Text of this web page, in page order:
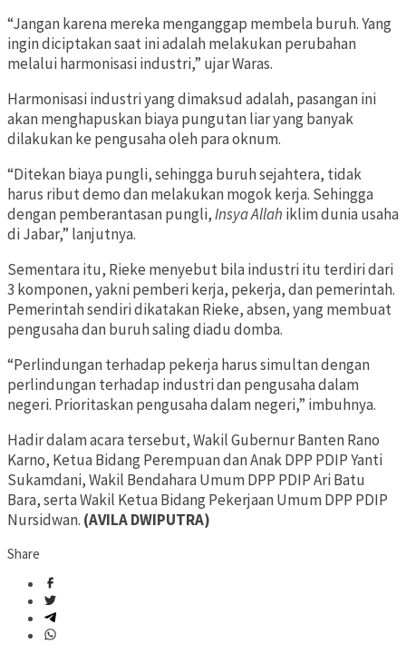
“Jangan karena mereka menganggap membela buruh. Yang
ingin diciptakan saat ini adalah melakukan perubahan
melalui harmonisasi industri,” ujar Waras.
Harmonisasi industri yang dimaksud adalah, pasangan ini
akan menghapuskan biaya pungutan liar yang banyak
dilakukan ke pengusaha oleh para oknum.
“Ditekan biaya pungli, sehingga buruh sejahtera, tidak
harus ribut demo dan melakukan mogok kerja. Sehingga
dengan pemberantasan pungli,Insya Allah iklim dunia usaha
di Jabar,” lanjutnya.
Sementara itu, Rieke menyebut bila industri itu terdiri dari
3 komponen, yakni pemberi kerja, pekerja, dan pemerintah.
Pemerintah sendiri dikatakan Rieke, absen, yang membuat
pengusaha dan buruh saling diadu domba.
“Perlindungan terhadap pekerja harus simultan dengan
perlindungan terhadap industri dan pengusaha dalam
negeri. Prioritaskan pengusaha dalam negeri,” imbuhnya.
Hadir dalam acara tersebut, Wakil Gubernur Banten Rano
Karno, Ketua Bidang Perempuan dan AnakDPP PDIP Yanti
Sukamdani, Wakil Bendahara Umum DPP PDIP Ari Batu
Bara, serta Wakil Ketua Bidang Pekerjaan Umum DPP PDIP
Nursidwan. (AVILA DWIPUTRA)
Share